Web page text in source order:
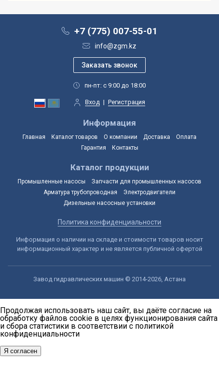
+7 (775) 007-55-01
info@zgm.kz
пн-пт: с 9:00 до 18:00
Вход | Регистрация
Информация
Главная Каталог товаров О компании Доставка
Оплата
Гарантия
Контакты
Каталог продукции
Промышленные насосы
Запчасти для промышленных насосов
Арматура трубопроводная
Электродвигатели
Дизельные насосные установки
Политика конфиденциальности
Информация о наличии на складе и стоимости товаров носит
информационный характер и не является публичной офертой
Завод гидравлических машин © 2014-2026, Астана
Продолжая использовать наш сайт, вы даёте согласие на
обработку файлов cookie в целях функционирования сайта
и сбора статистики в соответствии с политикой
конфиденциальности
Я согласен